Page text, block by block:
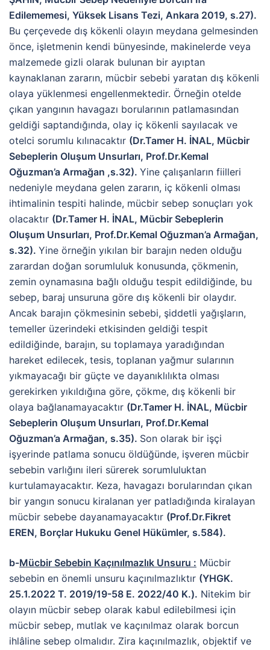
Edilememesi, Yüksek Lisans Tezi, Ankara 2019, s.27).
Bu çerçevede dış kökenli olayın meydana gelmesinden
önce, işletmenin kendi bünyesinde, makinelerde veya
malzemede gizli olarak bulunan bir ayıptan
kaynaklanan zararın, mücbir sebebi yaratan dış kökenli
olaya yüklenmesi engellenmektedir. Örneğin otelde
çıkan yangının havagazı borularının patlamasından
geldiği saptandığında, olay iç kökenli sayılacak ve
otelci sorumlu kılınacaktır (Dr.Tamer H. İNAL, Mücbir
Sebeplerin Oluşum Unsurları, Prof.Dr.Kemal
Oğuzman’a Armağan ,s.32). Yine çalışanların fiilleri
nedeniyle meydana gelen zararın, iç kökenli olması
ihtimalinin tespiti halinde, mücbir sebep sonuçları yok
olacaktır (Dr.Tamer H. İNAL, Mücbir Sebeplerin
Oluşum Unsurları, Prof.Dr.Kemal Oğuzman’a Armağan,
s.32). Yine örneğin yıkılan bir barajın neden olduğu
zarardan doğan sorumluluk konusunda, çökmenin,
zemin oynamasına bağlı olduğu tespit edildiğinde, bu
sebep, baraj unsuruna göre dış kökenli bir olaydır.
Ancak barajın çökmesinin sebebi, şiddetli yağışların,
temeller üzerindeki etkisinden geldiği tespit
edildiğinde, barajın, su toplamaya yaradığından
hareket edilecek, tesis, toplanan yağmur sularının
yıkmayacağı bir güçte ve dayanıklılıkta olması
gerekirken yıkıldığına göre, çökme, dış kökenli bir
olaya bağlanamayacaktır (Dr.Tamer H. İNAL, Mücbir
Sebeplerin Oluşum Unsurları, Prof.Dr.Kemal
Oğuzman’a Armağan, s.35). Son olarak bir işçi
işyerinde patlama sonucu öldüğünde, işveren mücbir
sebebin varlığını ileri sürerek sorumluluktan
kurtulamayacaktır. Keza, havagazı borularından çıkan
bir yangın sonucu kiralanan yer patladığında kiralayan
mücbir sebebe dayanamayacaktır (Prof.Dr.Fikret
EREN, Borçlar Hukuku Genel Hükümler, s.584).
b-Mücbir Sebebin Kaçınılmazlık Unsuru : Mücbir
sebebin en önemli unsuru kaçınılmazlıktır (YHGK.
25.1.2022 T. 2019/19-58 E. 2022/40 K.). Nitekim bir
olayın mücbir sebep olarak kabul edilebilmesi için
mücbir sebep, mutlak ve kaçınılmaz olarak borcun
ihlâline sebep olmalıdır. Zira kaçınılmazlık, objektif ve